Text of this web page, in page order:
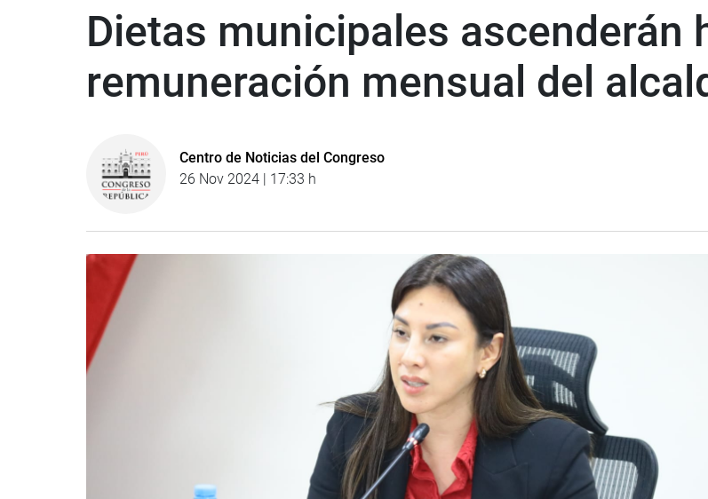
Dietas municipales ascenderán
remuneración mensual del
Centro de Noticias del Congreso
26 Nov 2024 | 17:33 h